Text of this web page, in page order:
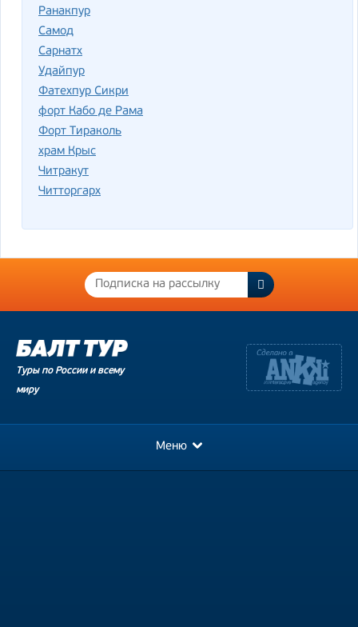
Ранакпур
Самод
Сарнатх
Удайпур
Фатехпур Сикри
форт Кабо де Рама
Форт Тираколь
храм Крыс
Читракут
Читторгарх
Туры по России и всему
миру
Меню